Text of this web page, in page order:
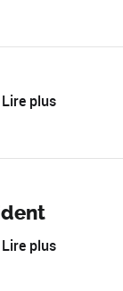
Lire plus
Lire plus